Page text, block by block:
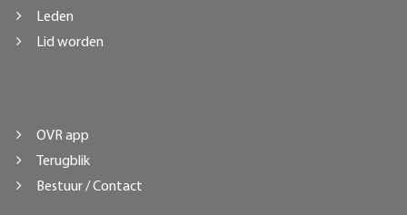
Leden
Lid worden
OVR app
Terugblik
Bestuur / Contact